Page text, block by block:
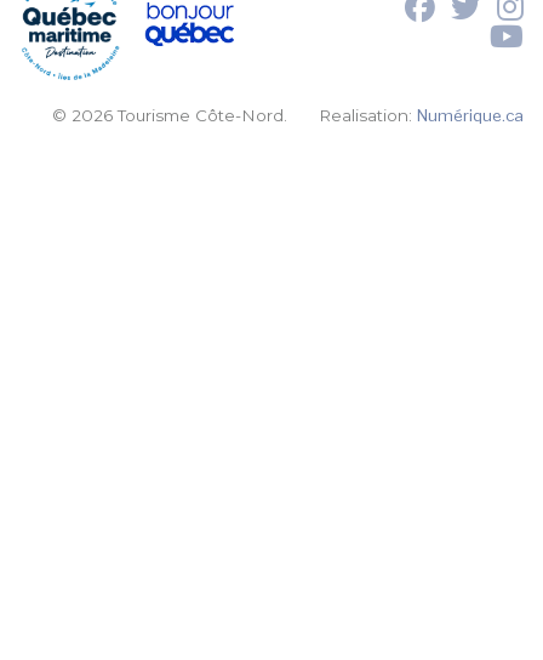
© 2026 Tourisme Côte-Nord. Realisation:Numérique.ca